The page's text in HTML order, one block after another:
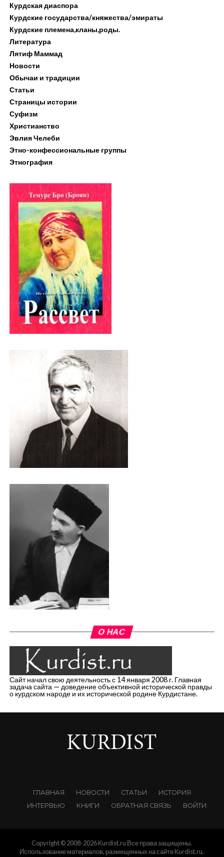
Курдская диаспора
Курдские государства/княжества/эмираты
Курдские племена,кланы,роды.
Литература
Лятиф Маммад
Новости
Обычаи и традиции
Статьи
Страницы истории
Суфизм
Христианство
Эвлия Челеби
Этно-конфессиональные группы
Этнография
О НАС
Сайт начал свою деятельность с 14 января 2008 г. Главная
задача сайта — доведение объективной исторической правды
о курдском народе и их исторической родине Курдистане.
ГЛАВНАЯ НОВОСТИ СТАТЬИ
ИСТОРИЯ
ИНТЕРВЬЮ
КНИГИ ОБРАТНАЯ СВЯЗЬ ВОЙТИ
Copyright © 2008-2026 Kurdist.ru Все права защищены.
Использование материалов, размещенных на сайте Kurdist.ru,